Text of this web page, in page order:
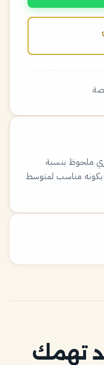
ملحوظ بنسبة
بكونه مناسب لمتوسط
تهمك